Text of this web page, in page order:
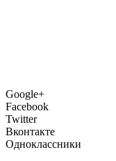
Google+
Facebook
Twitter
Вконтакте
Одноклассники